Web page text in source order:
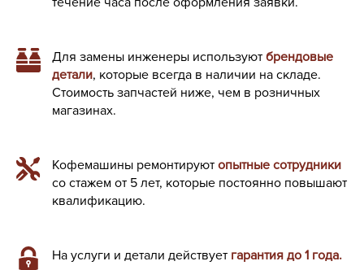
Для замены инженеры используют брендовые
детали, которые всегда в наличии на складе.
Стоимость запчастей ниже, чем в розничных
магазинах.
Кофемашины ремонтируют опытные сотрудники
со стажем от 5 лет, которые постоянно повышают
квалификацию.
На услуги и детали действует гарантия до 1 года.